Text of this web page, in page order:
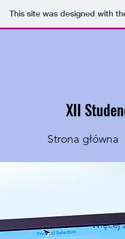
This site was designed with
Strona główna
XII
Więcej